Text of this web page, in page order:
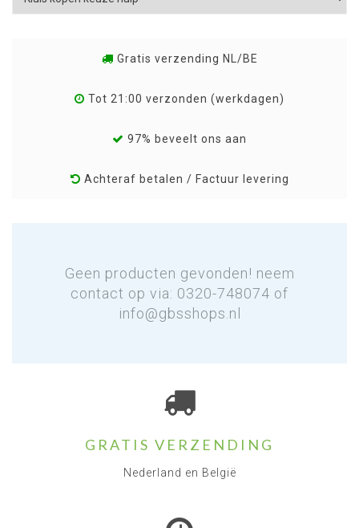
Gratis verzending NL/BE
Tot 21:00 verzonden (werkdagen)
97% beveelt ons aan
Achteraf betalen / Factuur levering
Geen producten gevonden! neem
contact op via: 0320-748074 of
info@gbsshops.nl
GRATIS VERZENDING
Nederland en België